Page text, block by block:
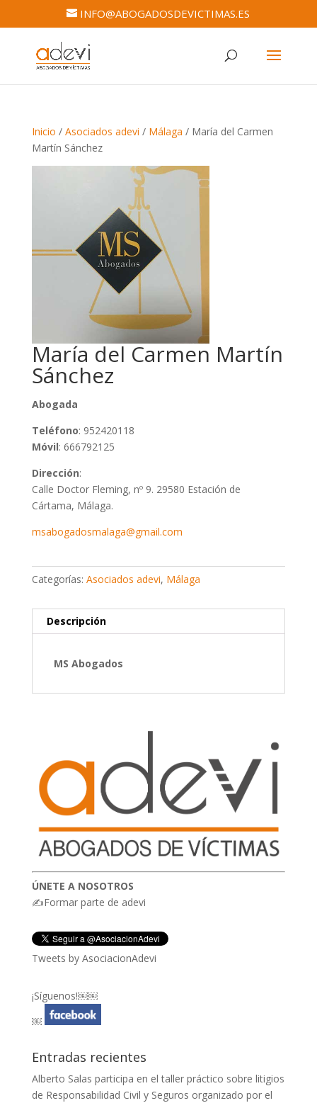
INFO@ABOGADOSDEVICTIMAS.ES
Inicio / Asociados adevi / Málaga / María del Carmen
Martín Sánchez
María del Carmen Martín
Sánchez
Abogada
Teléfono: 952420118
Móvil: 666792125
Dirección:
Calle Doctor Fleming, nº 9. 29580 Estación de
Cártama, Málaga.
msabogadosmalaga@gmail.com
Categorías: Asociados adevi, Málaga
Descripción
MS Abogados
ÚNETE A NOSOTROS
✍Formar parte de adevi
Tweets by AsociacionAdevi
¡Síguenos!￼￼
￼
Entradas recientes
Alberto Salas participa en el taller práctico sobre litigios
de Responsabilidad Civil y Seguros organizado por el